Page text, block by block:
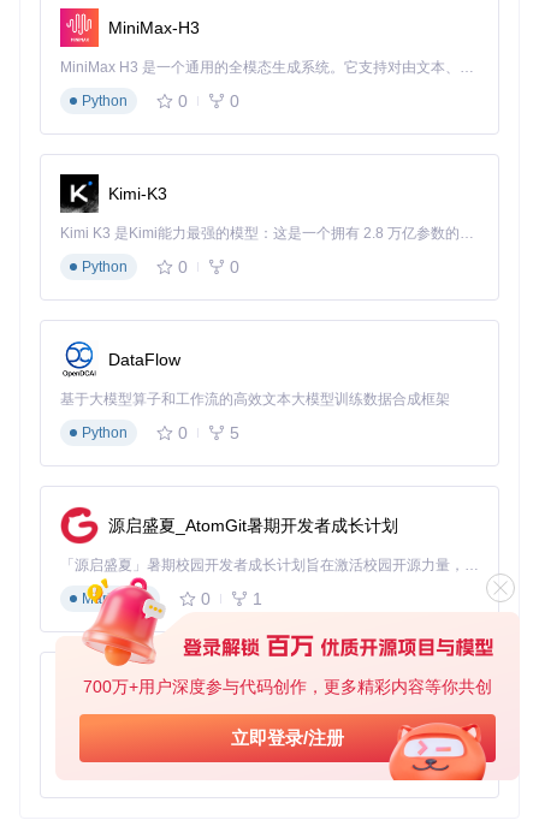
700万+用户深度参与代码创作，更多精彩内容等你共创
立即登录/注册
提供更丰富的用户体验。
MiniMax-H3
MiniMax H3 是一个通用的全模态生成系统。它支持对由文本、图像、视频和音频组成的多模态上下文进行统一理解，并能生成分辨率高达 2K、时长可达 15 秒的带原生立体声音频的视频。得益于面向任务泛化的系统设计，H3 在预训练阶段就已具备广泛的多模态上下文理解与生成能力，能够出色地执行复杂的多模态指令。
Python
0 0
Kimi-K3
Kimi K3 是Kimi能力最强的模型：这是一个拥有 2.8 万亿参数的混合专家（MoE）模型，具备原生视觉理解能力，并支持 100 万 token 的上下文窗口。
Python
0 0
DataFlow
基于大模型算子和工作流的高效文本大模型训练数据合成框架
Python
0 5
源启盛夏_AtomGit暑期开发者成长计划
「源启盛夏」暑期校园开发者成长计划旨在激活校园开源力量，通过积分激励、认证扶持、资源倾斜等形式，引导高校组织和开发者完成「入驻 — 建项目 — 做贡献 — 获认证 — 得资源」的完整闭环。无论你是想带领社团入驻平台的组织者，还是希望用代码贡献证明自己的开发者，都能在这里找到属于你的成长路径。
Markdown
0 1
py-xiaozhi
基于Python的Xiaozhi AI，适用于想要完整Xiaozhi体验而无需拥有专用硬件的用户。
Python
0 1